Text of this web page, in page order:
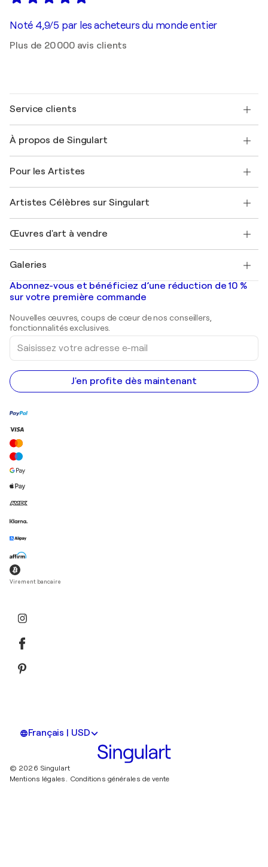
Noté 4,9/5 par les acheteurs du monde entier
Plus de 20 000 avis clients
Service clients
Expédition
Offrir une carte cadeau
Rejoignez notre programme commercial
Mon compte
+33 1 76 44 06 42
À propos de Singulart
FAQ
Magazine Singulart
Emplois
Découvrez une sélection d'art original
Pour les Artistes
Se connecter en tant qu'Artiste
Artistes Célèbres sur Singulart
Marc Chagall
Banksy
Mr. Brainwash
Shepard Fairey
Œuvres d'art à vendre
Tableaux abstraits à vendre
Peintures de paysage
Estampes
Peintures acryliques
Galeries
Galeries d'art en France
Galeries d'art en Belgique
Abonnez-vous et bénéficiez d’une réduction de 10 %
sur votre première commande
Nouvelles œuvres, coups de cœur de nos conseillers,
fonctionnalités exclusives.
Saisissez
votre
adresse
e-
mail
J'en profite dès maintenant
Virement bancaire
Français | USD
© 2026 Singulart
Mentions légales. Conditions générales de vente